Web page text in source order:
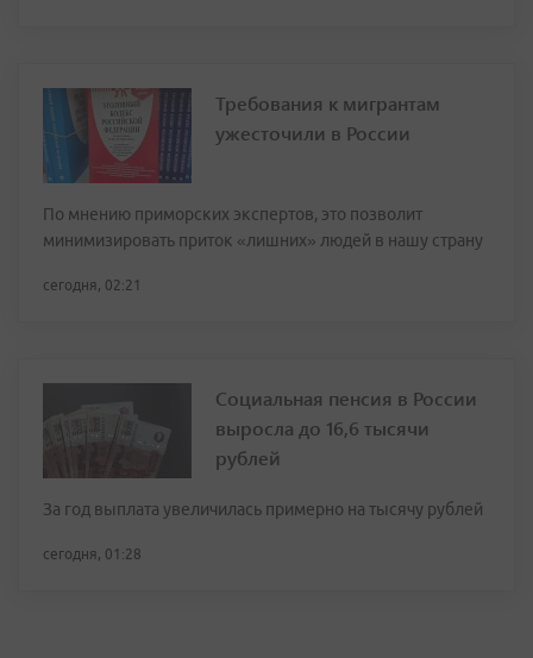
Требования к мигрантам
ужесточили в России
По мнению приморских экспертов, это позволит
минимизировать приток «лишних» людей в нашу страну
сегодня, 02:21
Социальная пенсия в России
выросла до 16,6 тысячи
рублей
За год выплата увеличилась примерно на тысячу рублей
сегодня, 01:28